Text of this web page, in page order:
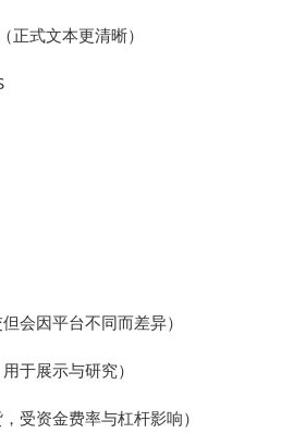
式文本更清晰）
会因平台不同而差异）
于展示与研究）
受资金费率与杠杆影响）